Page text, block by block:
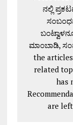
ನಲ್ಲಿ
ಮಾಂಬಾಡಿ,
the
related
has
are